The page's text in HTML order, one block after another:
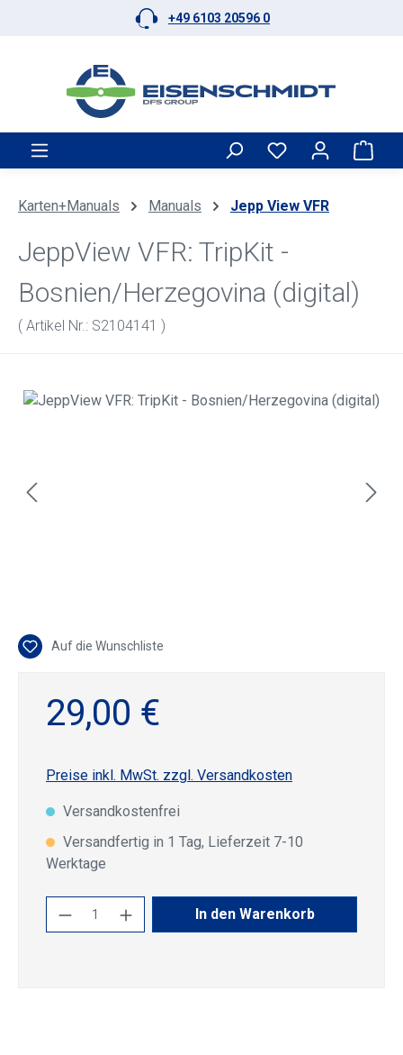
Zum Hauptinhalt springen+49 6103 20596 0
Karten+Manuals Manuals Jepp View VFR
JeppView VFR: TripKit -
Bosnien/Herzegovina (digital)
( Artikel Nr.: S2104141 )
Bildergalerie überspringen
Auf die Wunschliste
29,00 €
Preise inkl. MwSt. zzgl. Versandkosten
Versandkostenfrei
Versandfertig in 1 Tag, Lieferzeit 7-10
Werktage
Produkt Anzahl: Gib den gewünschten
In den Warenkorb